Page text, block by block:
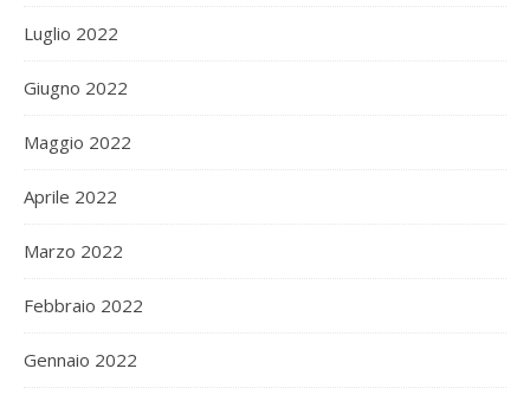
Luglio 2022
Giugno 2022
Maggio 2022
Aprile 2022
Marzo 2022
Febbraio 2022
Gennaio 2022